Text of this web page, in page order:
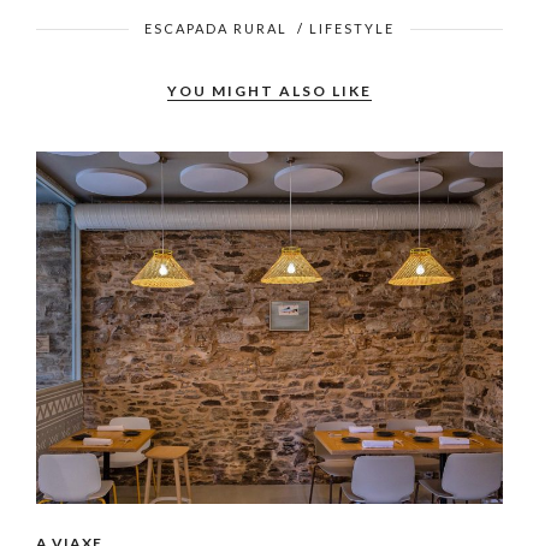
ESCAPADA RURAL / LIFESTYLE
YOU MIGHT ALSO LIKE